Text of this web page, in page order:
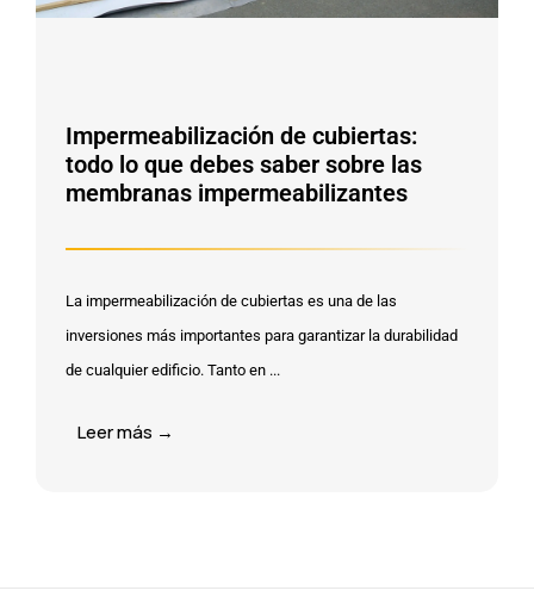
Impermeabilización de cubiertas:
todo lo que debes saber sobre las
membranas impermeabilizantes
La impermeabilización de cubiertas es una de las
inversiones más importantes para garantizar la durabilidad
de cualquier edificio. Tanto en ...
Leer más →